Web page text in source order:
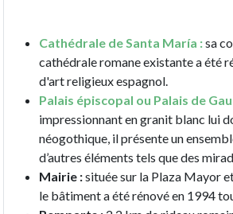
Cathédrale de Santa María :sa
cathédrale romane existante a été
d'art religieux espagnol.
Palais épiscopal ou Palais de
impressionnant en granit blanc lui
néogothique, il présente un
d’autres éléments tels que des
Mairie :située sur la Plaza Mayor
le bâtiment a été rénové en 1994